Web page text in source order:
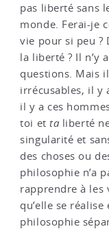
pas liberté sans
monde. Ferai-je
vie pour si peu ?
la liberté ? Il n’y
questions. Mais
irrécusables, il y
il y a ces
toi etta liberté
singularité et
des choses ou
philosophie n’a
rapprendre à les
qu’elle se
philosophie